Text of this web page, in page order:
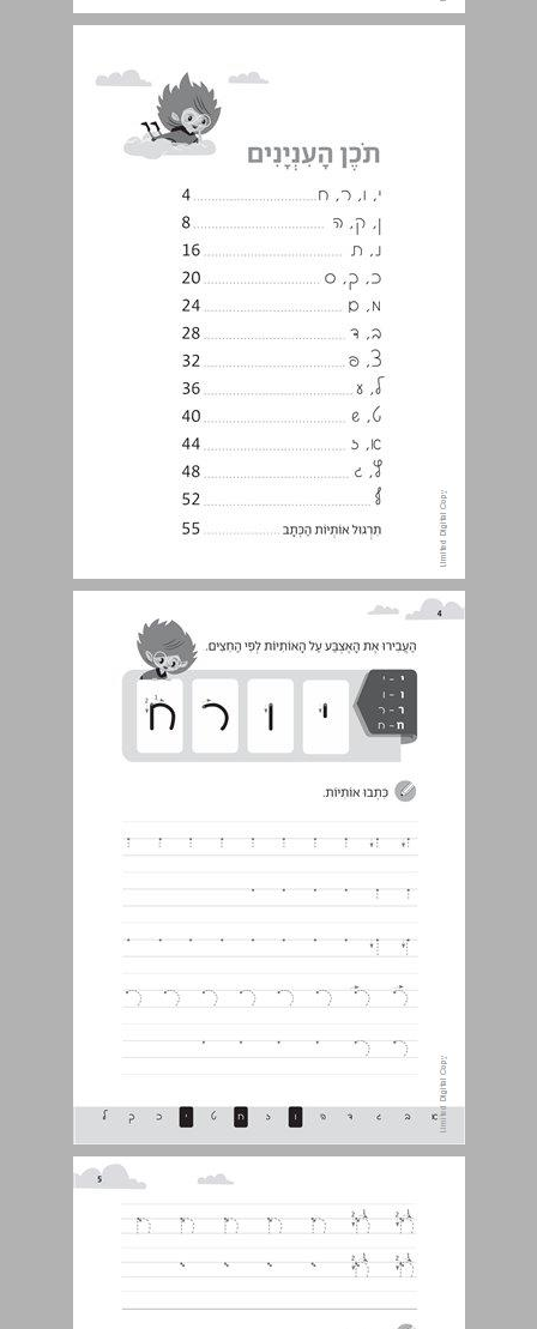
תֹכֶן הָעִנְיָנִים ... 3
י, ו, ר, ח ... 4